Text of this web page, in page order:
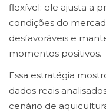
flexível: ele ajusta a
condições do
desfavoráveis e
momentos positivos.
Essa estratégia
dados reais
cenário de